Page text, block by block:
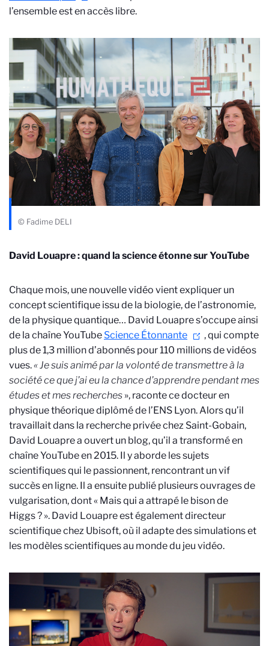
l’ensemble est en accès libre.
© Fadime DELI
David Louapre : quand la science étonne sur YouTube
Chaque mois, une nouvelle vidéo vient expliquer un
concept scientifique issu de la biologie, de l’astronomie,
de la physique quantique… David Louapre s’occupe ainsi
de la chaîne YouTube Science Étonnante
, qui compte
plus de 1,3 million d’abonnés pour 110 millions de vidéos
vues.« Je suis animé par la volonté de transmettre à la
société ce que j’ai eu la chance d’apprendre pendant mes
études et mes recherches », raconte ce docteur en
physique théorique diplômé de l’ENS Lyon. Alors qu’il
travaillait dans la recherche privée chez Saint-Gobain,
David Louapre a ouvert un blog, qu’il a transformé en
chaîne YouTube en 2015. Il y aborde les sujets
scientifiques qui le passionnent, rencontrant un vif
succès en ligne. Il a ensuite publié plusieurs ouvrages de
vulgarisation, dont « Mais qui a attrapé le bison de
Higgs ? ». David Louapre est également directeur
scientifique chez Ubisoft, où il adapte des simulations et
les modèles scientifiques au monde du jeu vidéo.